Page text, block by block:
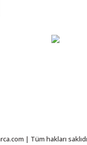
| Tüm hakları